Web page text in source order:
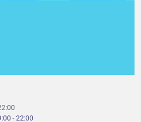
- 22:00